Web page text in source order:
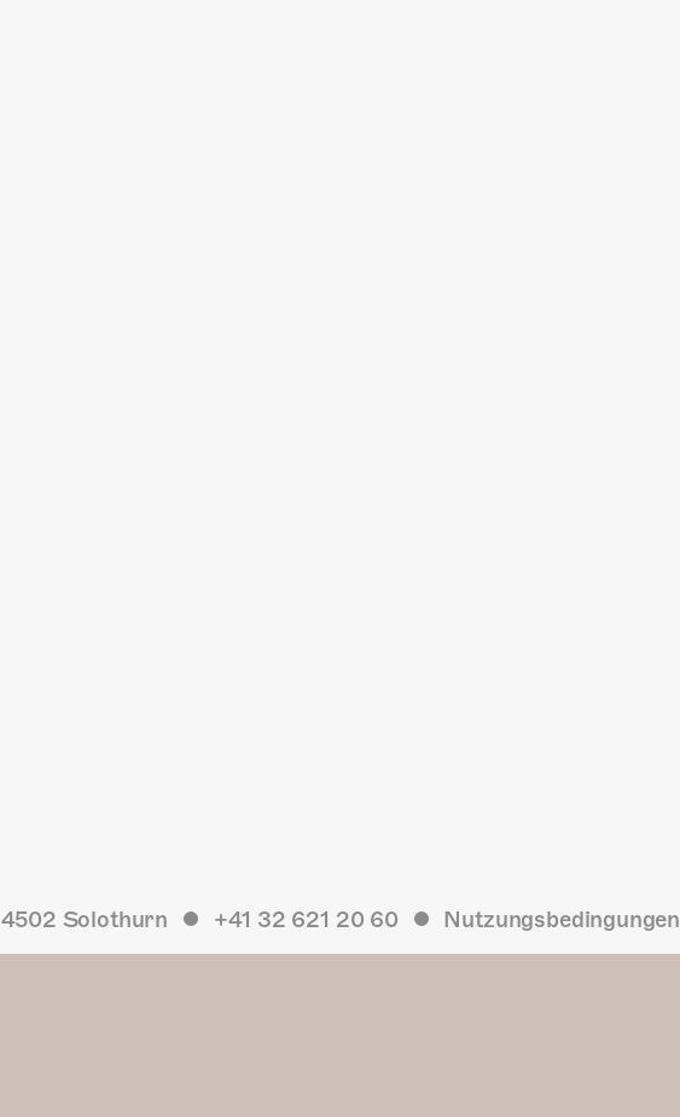
4502 Solothurn +41 32 621 20 60 Nutzungsbedingungen